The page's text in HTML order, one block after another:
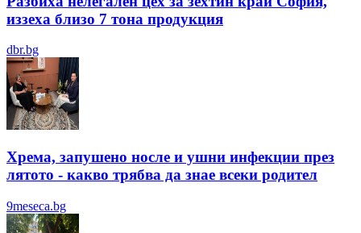
иззеха близо 7 тона продукция
dbr.bg
Хрема, запушено носле и ушни инфекции през
лятотo - какво трябва да знае всеки родител
9meseca.bg